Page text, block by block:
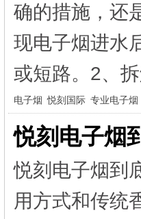
确的措施，还
现电子烟进水
或短路。2、
电子烟 悦刻国际 专业电子烟
悦刻电子烟
悦刻电子烟到
用方式和传统